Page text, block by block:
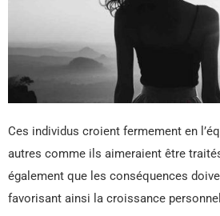
Ces individus croient fermement en
autres comme ils aimeraient être
également que les conséquences
favorisant ainsi la croissance